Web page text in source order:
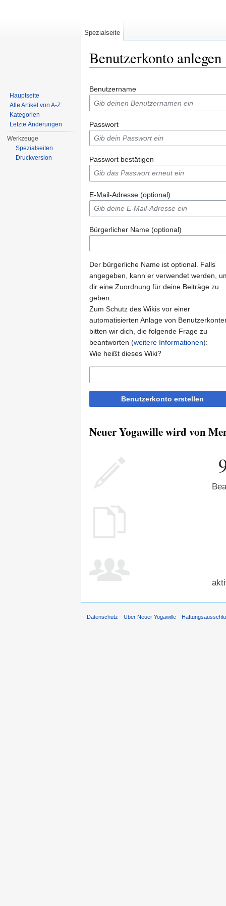
Benutzerkonto anlegen
Benutzername
Passwort
Passwort bestätigen
E-Mail-Adresse (optional)
Bürgerlicher Name (optional)
Der bürgerliche Name ist optional. Falls
angegeben, kann er verwendet werden,
dir eine Zuordnung für deine Beiträge zu
geben.
Zum Schutz des Wikis vor einer
automatisierten Anlage von
bitten wir dich, die folgende Frage zu
beantworten (weitere Informationen):
Wie heißt dieses Wiki?
Benutzerkonto erstellen
Neuer Yogawille wird von
Spezialseite
Hauptseite
Alle Artikel von A-Z
Kategorien
Letzte Änderungen
Werkzeuge
Spezialseiten
Druckversion
Datenschutz Über Neuer Yogawille